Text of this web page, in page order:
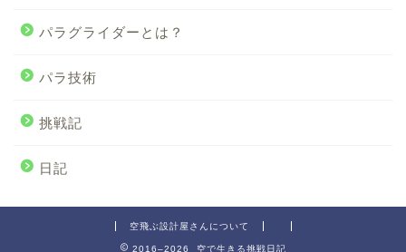
パラグライダーとは？
パラ技術
挑戦記
日記
空飛ぶ設計屋さんについて
2016–2026 空で生きる挑戦日記